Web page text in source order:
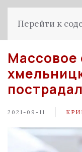
Перейти к
Массовое
2021-09-11